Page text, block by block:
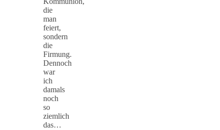
die
man
feiert,
sondern
die
Firmung.
Dennoch
war
ich
damals
noch
so
ziemlich
das…